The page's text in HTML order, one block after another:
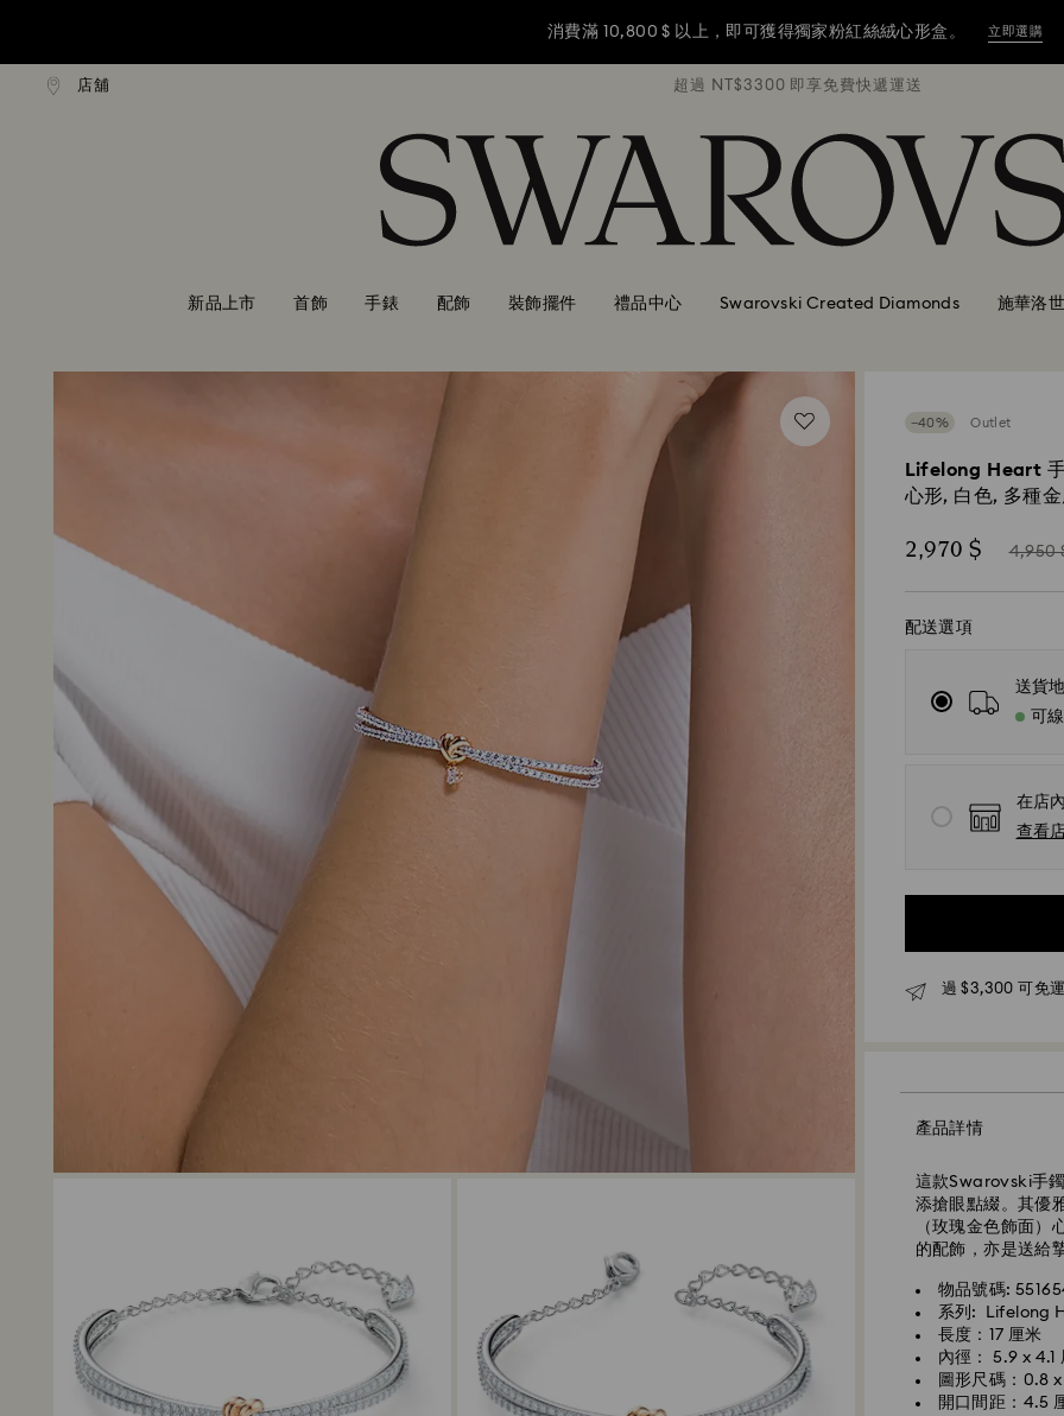
消費滿 10,800 $ 以上，即可獲得獨家粉紅絲絨心形盒。 立即選購
消費滿 10,800 $ 以上，即可獲得獨家粉紅絲絨心形盒。
消費滿 10,800 $ 以上，即可獲得獨家粉紅絲絨心形盒。 立即選購
Accesskeys list
店舖
即享免費快遞運送 超過 NT$3300 即享免費快遞運送 超
新品上市 首飾 手錶 配飾 裝飾擺件 禮品中心 Swarovski Created Diamonds 施華洛
−40% Outlet
Lifelong Heart
心形, 白色, 多種
Now
2,970 $
of
4,950
配送選項
送貨
可
在店
查看
過 $3,300 可免
產品詳情
這款Swarovski手
添搶眼點綴。其優
（玫瑰金色飾面）
的配飾，亦是送給
物品號碼:
系列: Lifelong
長度：17 厘米
內徑： 5.9 x 4.1
圖形尺碼：0.8 x
開口間距：4.5